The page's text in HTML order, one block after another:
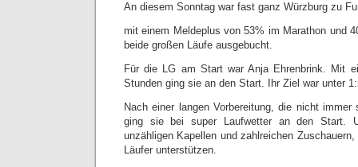
An diesem Sonntag war fast ganz Würzburg zu
mit einem Meldeplus von 53% im Marathon und
beide großen Läufe ausgebucht.
Für die LG am Start war Anja Ehrenbrink. Mit
Stunden ging sie an den Start. Ihr Ziel war unter
Nach einer langen Vorbereitung, die nicht
ging sie bei super Laufwetter an den Start.
unzähligen Kapellen und zahlreichen
Läufer unterstützen.